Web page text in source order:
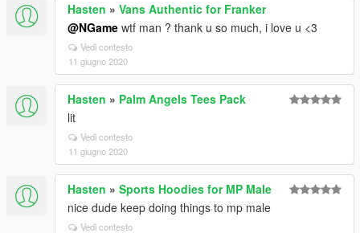
Hasten » Vans Authentic for Franker
@NGame wtf man ? thank u so much, i love u <3
Vedi contesto
11 giugno 2020
Hasten » Palm Angels Tees Pack
lit
Vedi contesto
11 giugno 2020
Hasten » Sports Hoodies for MP Male
nice dude keep doing things to mp male
Vedi contesto